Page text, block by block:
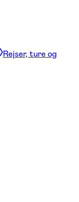
Rejser, ture og